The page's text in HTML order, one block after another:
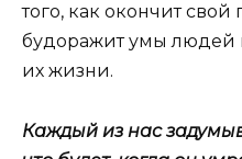
того, как окончит свой
будоражит умы людей
их жизни.
Каждый из нас